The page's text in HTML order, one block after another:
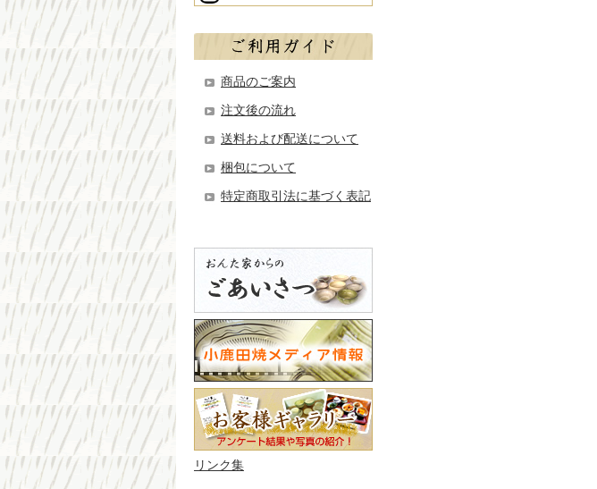
商品のご案内
注文後の流れ
送料および配送について
梱包について
特定商取引法に基づく表記
リンク集